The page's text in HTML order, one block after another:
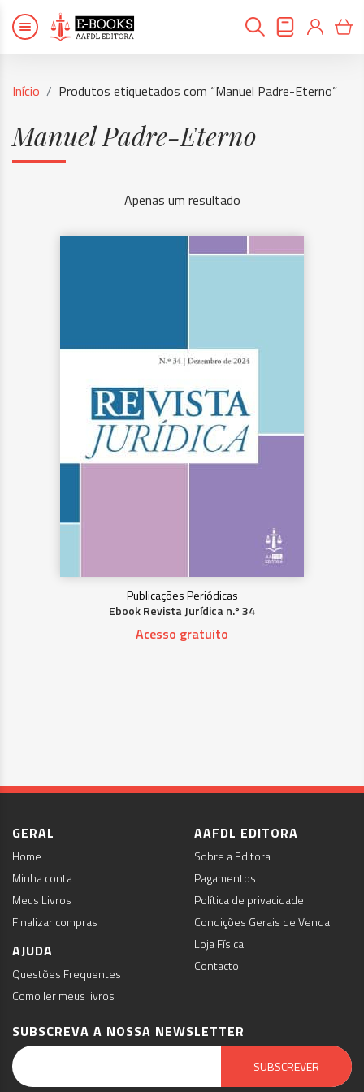
Início Produtos etiquetados com “Manuel Padre-Eterno”
Manuel Padre-Eterno
Apenas um resultado
Publicações Periódicas
Ebook Revista Jurídica n.º 34
Acesso gratuito
GERAL
Home
Minha conta
Meus Livros
Finalizar compras
AJUDA
Questões Frequentes
Como ler meus livros
AAFDL EDITORA
Sobre a Editora
Pagamentos
Política de privacidade
Condições Gerais de Venda
Loja Física
Contacto
SUBSCREVA A NOSSA NEWSLETTER
SUBSCREVER
Email Marketing by E-goi